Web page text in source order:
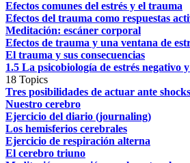
Efectos comunes del estrés y el trauma
Efectos del trauma como respuestas
Meditación: escáner corporal
Efectos de trauma y una ventana de
El trauma y sus consecuencias
1.5 La psicobiología de estrés negativo
18 Topics
Tres posibilidades de actuar ante
Nuestro cerebro
Ejercicio del diario (journaling)
Los hemisferios cerebrales
Ejercicio de respiración alterna
El cerebro triuno